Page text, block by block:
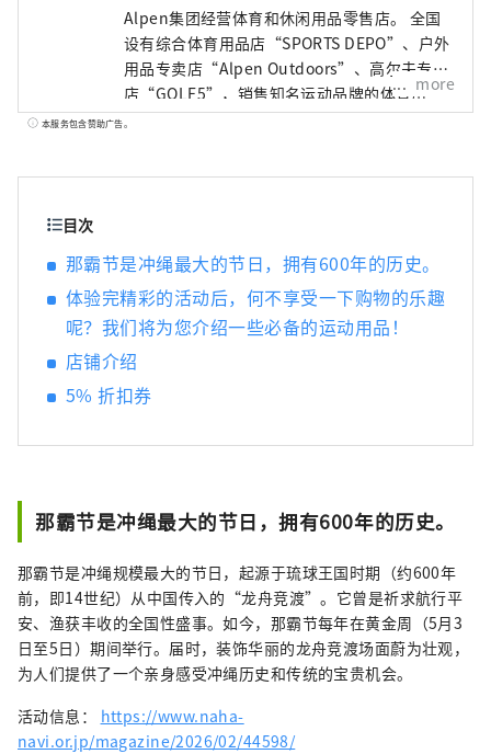
Alpen集团经营体育和休闲用品零售店。 全国
设有综合体育用品店“SPORTS DEPO”、户外
用品专卖店“Alpen Outdoors”、高尔夫专卖
店“GOLF5”，销售知名运动品牌的体育用
品。作为高度时尚的服装和鞋子。我们提供广
more
本服务包含赞助广告。
目次
那霸节是冲绳最大的节日，拥有600年的历史。
体验完精彩的活动后，何不享受一下购物的乐趣
呢？我们将为您介绍一些必备的运动用品！
店铺介绍
5% 折扣券
那霸节是冲绳最大的节日，拥有600年的历史。
那霸节是冲绳规模最大的节日，起源于琉球王国时期（约600年
前，即14世纪）从中国传入的“龙舟竞渡”。它曾是祈求航行平
安、渔获丰收的全国性盛事。如今，那霸节每年在黄金周（5月3
日至5日）期间举行。届时，装饰华丽的龙舟竞渡场面蔚为壮观，
为人们提供了一个亲身感受冲绳历史和传统的宝贵机会。
活动信息： https://www.naha-
navi.or.jp/magazine/2026/02/44598/